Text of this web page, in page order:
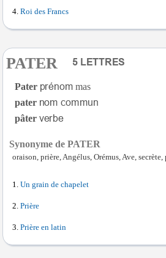
Roi des Francs
PATER
Pater
mas
pater
pâter
Synonyme de PATER
oraison, prière, Angélus, Orémus, Ave, secrète,
Un grain de chapelet
Prière
Prière en latin